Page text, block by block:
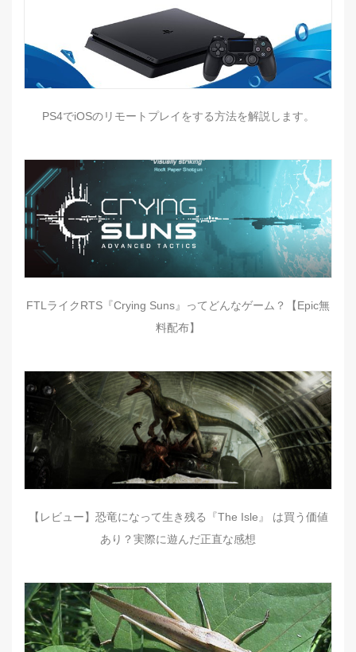
PS4でiOSのリモートプレイをする方法を解説します。
FTLライクRTS『Crying Suns』ってどんなゲーム？【Epic無
料配布】
【レビュー】恐竜になって生き残る『The Isle』 は買う価値
あり？実際に遊んだ正直な感想